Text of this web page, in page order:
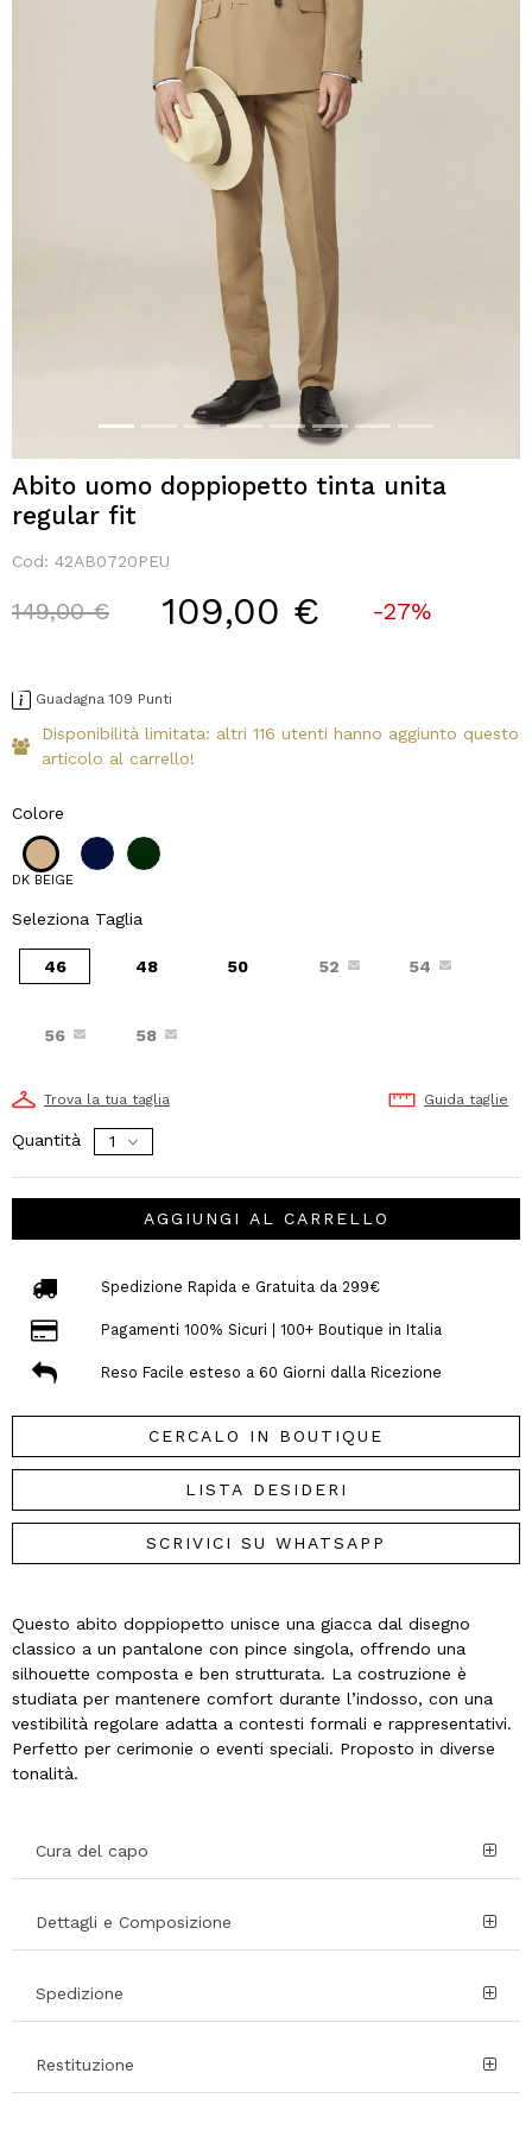
Abito uomo doppiopetto tinta unita
regular fit
Cod: 42AB0720PEU
Price reduced from
149,00 €to 109,00 € -27%
Guadagna 109 Punti
Disponibilità limitata: altri 116 utenti hanno aggiunto questo
articolo al carrello!
Colore
DK BEIGE
Seleziona Taglia
46 48 50 52 54
56 58
Trova la tua taglia Guida taglie
Quantità
AGGIUNGI AL CARRELLO
Spedizione Rapida e Gratuita da 299€
Pagamenti 100% Sicuri | 100+ Boutique in Italia
Reso Facile esteso a 60 Giorni dalla Ricezione
CERCALO IN BOUTIQUE
LISTA DESIDERI
SCRIVICI SU WHATSAPP
Questo abito doppiopetto unisce una giacca dal disegno
classico a un pantalone con pince singola, offrendo una
silhouette composta e ben strutturata. La costruzione è
studiata per mantenere comfort durante l’indosso, con una
vestibilità regolare adatta a contesti formali e rappresentativi.
Perfetto per cerimonie o eventi speciali. Proposto in diverse
tonalità.
Cura del capo
Dettagli e Composizione
Spedizione
Restituzione